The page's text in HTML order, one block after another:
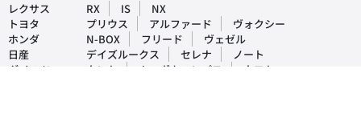
レクサス RX IS
NX
トヨタ
プリウス アルファード
ヴォクシー
ホンダ
N-BOX フリード
ヴェゼル
日産
デイズルークス セレナ
ノート
ダイハツ
タント ムーヴキャンパス
タフト